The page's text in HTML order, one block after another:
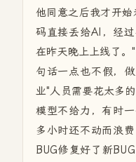
他同意之后我才开
码直接丢给AI，经
在昨天晚上上线了。
句话一点也不假，
业"人员需要花太多
模型不给力，有时
多小时还不动而浪
BUG修复好了新